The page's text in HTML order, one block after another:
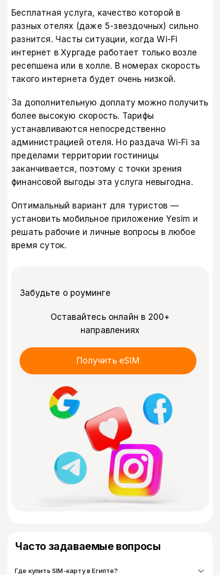
Бесплатная услуга, качество которой в
разных отелях (даже 5-звездочных) сильно
разнится. Часты ситуации, когда Wi-Fi
интернет в Хургаде работает только возле
ресепшена или в холле. В номерах скорость
такого интернета будет очень низкой.
За дополнительную доплату можно получить
более высокую скорость. Тарифы
устанавливаются непосредственно
администрацией отеля. Но раздача Wi-Fi за
пределами территории гостиницы
заканчивается, поэтому с точки зрения
финансовой выгоды эта услуга невыгодна.
Оптимальный вариант для туристов —
установить мобильное приложение Yesim и
решать рабочие и личные вопросы в любое
время суток.
Забудьте о роуминге
Оставайтесь онлайн в 200+
направлениях
Получить eSIM
Часто задаваемые вопросы
Где купить SIM-карту в Египте?